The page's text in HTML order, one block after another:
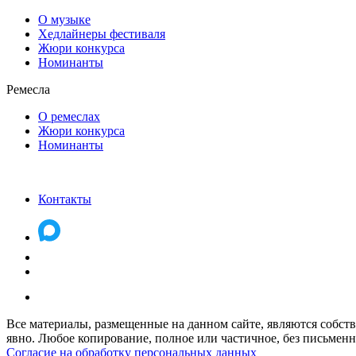
О музыке
Хедлайнеры фестиваля
Жюри конкурса
Номинанты
Ремесла
О ремеслах
Жюри конкурса
Номинанты
Контакты
Все материалы, размещенные на данном сайте, являются
явно. Любое копирование, полное или частичное, без
Согласие на обработку персональных данных